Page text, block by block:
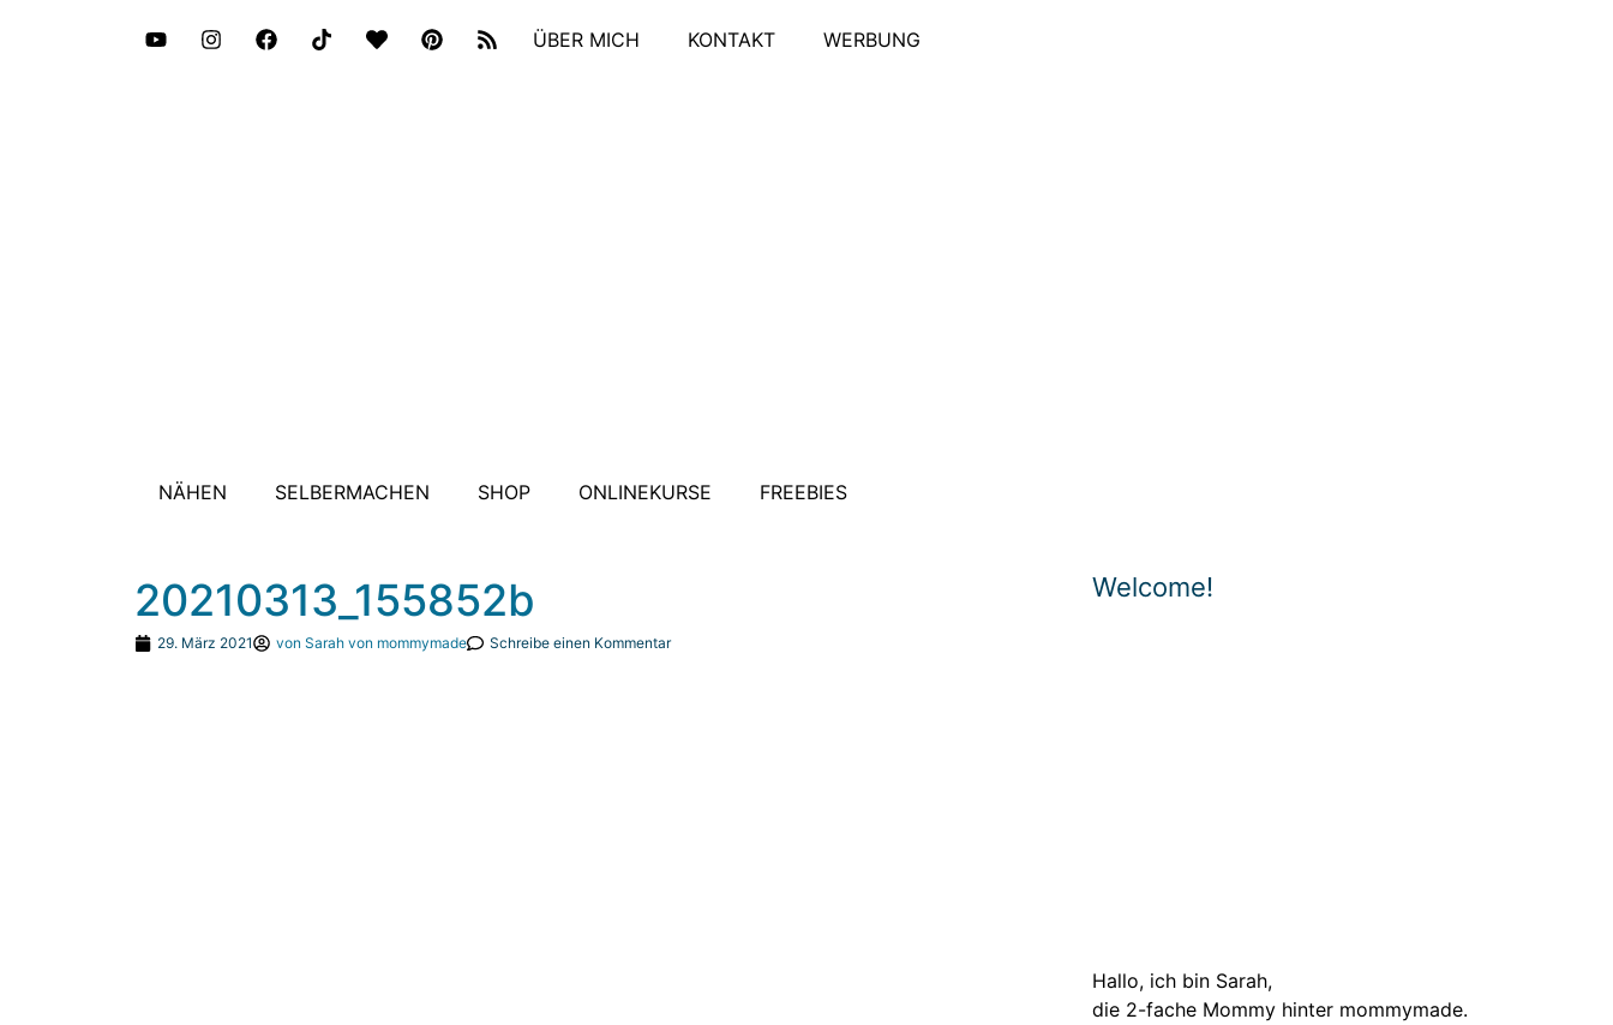
ÜBER MICH KONTAKT WERBUNG
NÄHEN SELBERMACHEN SHOP ONLINEKURSE FREEBIES
Welcome!
Hallo, ich bin Sarah,
die 2-fache Mommy hinter mommymade.
20210313_155852b
29. März 2021 von Sarah von mommymade Schreibe einen Kommentar